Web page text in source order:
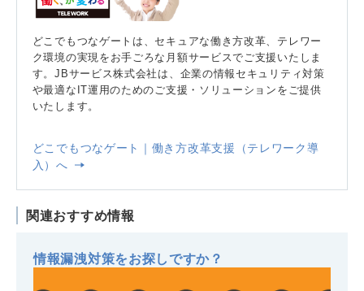
どこでもつなゲートは、セキュアな働き方改革、テレワー
ク環境の実現をお手ごろな月額サービスでご支援いたしま
す。JBサービス株式会社は、企業の情報セキュリティ対策
や最適なIT運用のためのご支援・ソリューションをご提供
いたします。
どこでもつなゲート｜働き方改革支援（テレワーク導
入）へ
関連おすすめ情報
情報漏洩対策をお探しですか？